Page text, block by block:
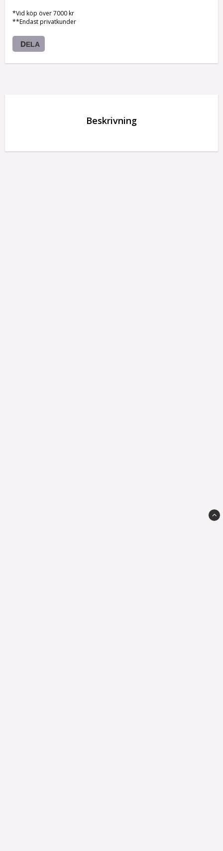
*Vid köp över 7000 kr
**Endast privatkunder
DELA
Beskrivning